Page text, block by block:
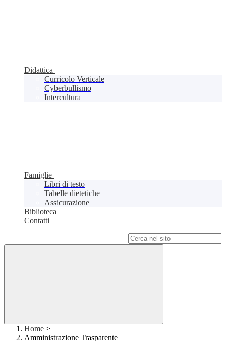
Didattica
Curricolo Verticale
Cyberbullismo
Intercultura
Famiglie
Libri di testo
Tabelle dietetiche
Assicurazione
Biblioteca
Contatti
Home >
Amministrazione Trasparente